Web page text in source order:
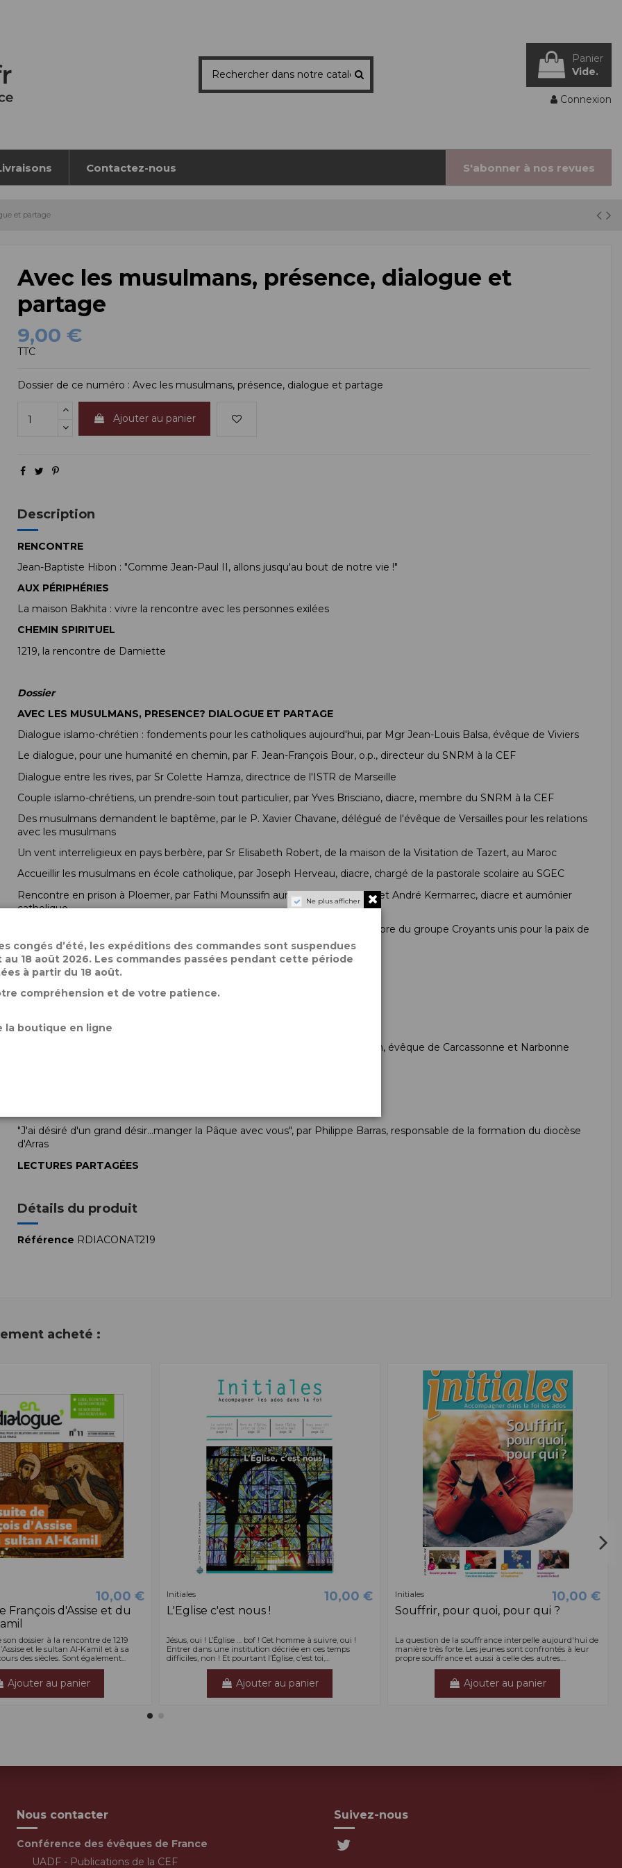
Panier
Vide.
Connexion
Contactez-nous S'abonner à nos revues
et partage
Avec les musulmans, présence, dialogue et
partage
9,00 €
TTC
Dossier de ce numéro : Avec les musulmans, présence, dialogue et partage
Ajouter au panier
Description
RENCONTRE
Jean-Baptiste Hibon : "Comme Jean-Paul II, allons jusqu'au bout de notre vie !"
AUX PÉRIPHÉRIES
La maison Bakhita : vivre la rencontre avec les personnes exilées
CHEMIN SPIRITUEL
1219, la rencontre de Damiette
Dossier
AVEC LES MUSULMANS, PRESENCE? DIALOGUE ET PARTAGE
Dialogue islamo-chrétien : fondements pour les catholiques aujourd'hui, par Mgr Jean-Louis Balsa, évêque de Viviers
Le dialogue, pour une humanité en chemin, par F. Jean-François Bour, o.p., directeur du SNRM à la CEF
Dialogue entre les rives, par Sr Colette Hamza, directrice de l'ISTR de Marseille
Couple islamo-chrétiens, un prendre-soin tout particulier, par Yves Brisciano, diacre, membre du SNRM à la CEF
Des musulmans demandent le baptême, par le P. Xavier Chavane, délégué de l'évêque de Versailles pour les relations
avec les musulmans
Un vent interreligieux en pays berbère, par Sr Elisabeth Robert, de la maison de la Visitation de Tazert, au Maroc
Accueillir les musulmans en école catholique, par Joseph Herveau, diacre, chargé de la pastorale scolaire au SGEC
Rencontre en prison à Ploemer, par Fathi Mounssifn aumônier musulman, et André Kermarrec, diacre et aumônier
catholique
Faire et travailler ensemble construit la solidarité, par Matthieu Leroy, membre du groupe Croyants unis pour la paix de
Beauvais
REGARD D’ÉVÊQUE
« Le diaconat, le signe que Dieu ne nous oublie pas" par Mgr Bruno Valentin, évêque de Carcassonne et Narbonne
"J'ai désiré d'un grand désir...manger la Pâque avec vous", par Philippe Barras, responsable de la formation du diocèse
d'Arras
LECTURES PARTAGÉES
Détails du produit
Référence RDIACONAT219
acheté :
10,00 €
François d'Assise et du
son dossier à la rencontre de 1219
et le sultan Al-Kamil et à sa
des siècles. Sont également...
Ajouter au panier
Initiales 10,00 €
L'Eglise c'est nous !
Jésus, oui ! L’Église … bof ! Cet homme à suivre, oui !
Entrer dans une institution décriée en ces temps
difficiles, non ! Et pourtant l’Église, c’est toi,...
Ajouter au panier
Initiales 10,00 €
Souffrir, pour quoi, pour qui ?
La question de la souffrance interpelle aujourd'hui de
manière très forte. Les jeunes sont confrontés à leur
propre souffrance et aussi à celle des autres....
Ajouter au panier
Nous contacter
Conférence des évêques de France
UADF - Publications de la CEF
Suivez-nous
Ne plus afficher
congés d’été, les expéditions des commandes sont suspendues
au 18 août 2026. Les commandes passées pendant cette période
à partir du 18 août.
compréhension et de votre patience.
la boutique en ligne